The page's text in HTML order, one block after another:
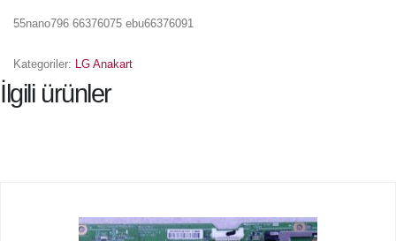
55nano796 66376075 ebu66376091
Kategoriler: LG Anakart
İlgili ürünler